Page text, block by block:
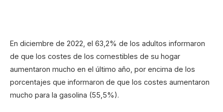
En diciembre de 2022, el 63,2% de los adultos informaron
de que los costes de los comestibles de su hogar
aumentaron mucho en el último año, por encima de los
porcentajes que informaron de que los costes aumentaron
mucho para la gasolina (55,5%).